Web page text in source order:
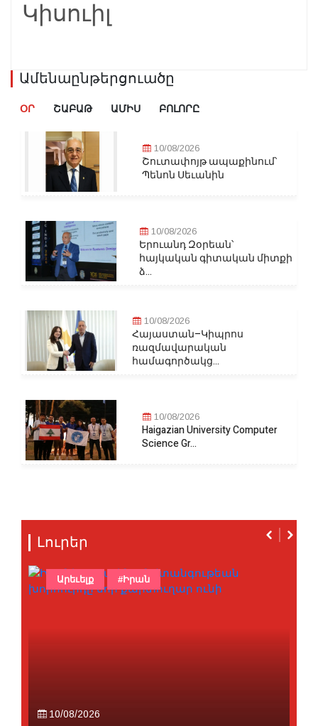
Կիսուիլ
Ամենաընթերցուածը
ՕՐ ՇԱԲԱԹ ԱՄԻՍ ԲՈԼՈՐԸ
10/08/2026
Շուտափոյթ ապաքինում՝
Պենոն Սեւանին
10/08/2026
Երուանդ Զօրեան՝
հայկական գիտական միտքի
ձ...
10/08/2026
Հայաստան–Կիպրոս
ռազմավարական
համագործակց...
10/08/2026
Haigazian University Computer
Science Gr...
Լուրեր
10/08/2026
Արեւելք #Իրան